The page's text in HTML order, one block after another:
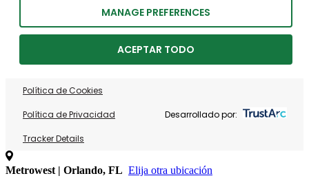
MANAGE PREFERENCES
ACEPTAR TODO
Política de Cookies
Política de Privacidad
Tracker Details
Desarrollado por:
Metrowest | Orlando, FL Elija otra ubicación